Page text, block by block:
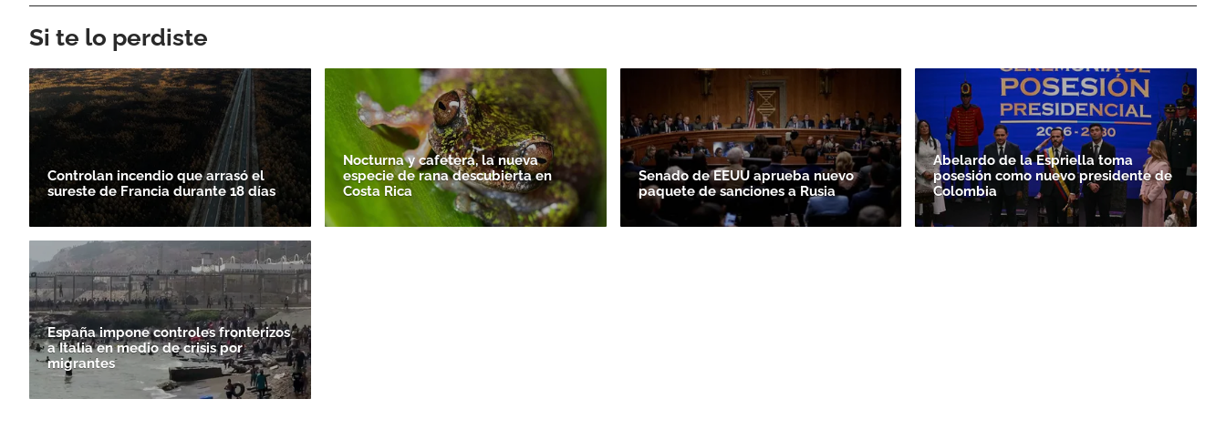
Si te lo perdiste
Controlan incendio que arrasó el
sureste de Francia durante 18 días
Nocturna y cafetera, la nueva
especie de rana descubierta en
Costa Rica
Senado de EEUU aprueba nuevo
paquete de sanciones a Rusia
Abelardo de la Espriella toma
posesión como nuevo presidente de
Colombia
España impone controles fronterizos
a Italia en medio de crisis por
migrantes